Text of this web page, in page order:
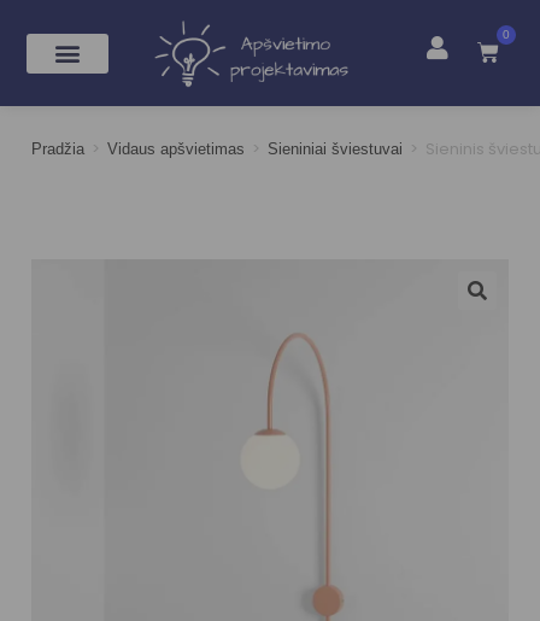
0
Pradžia > Vidaus apšvietimas > Sieniniai šviestuvai > Sieninis